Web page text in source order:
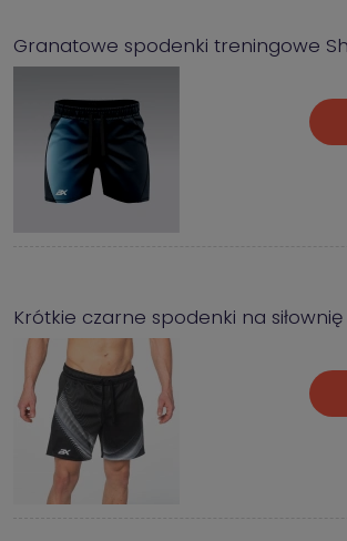
Granatowe spodenki treningowe
Krótkie czarne spodenki na